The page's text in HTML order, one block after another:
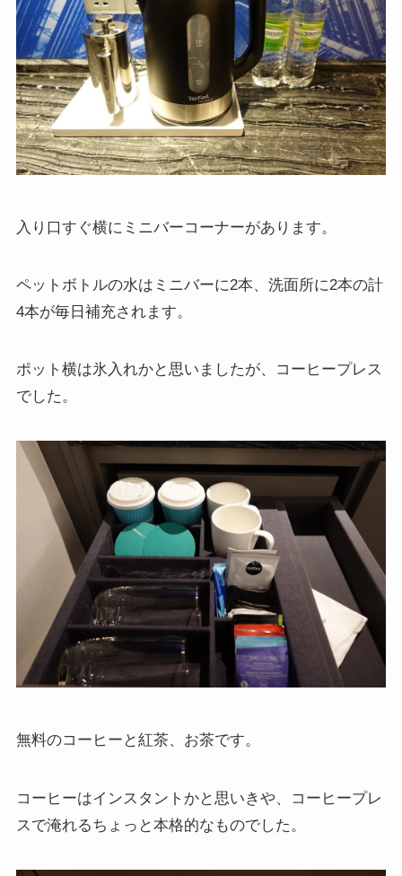
入り口すぐ横にミニバーコーナーがあります。
ペットボトルの水はミニバーに2本、洗面所に2本の計
4本が毎日補充されます。
ポット横は氷入れかと思いましたが、コーヒープレス
でした。
無料のコーヒーと紅茶、お茶です。
コーヒーはインスタントかと思いきや、コーヒープレ
スで淹れるちょっと本格的なものでした。